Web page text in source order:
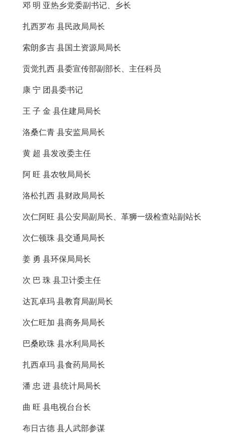
邓 明 亚热乡党委副书记、乡长
扎西罗布 县民政局局长
索朗多吉 县国土资源局局长
贡觉扎西 县委宣传部副部长、主任科员
康 宁 团县委书记
王 子 金 县住建局局长
洛桑仁青 县安监局局长
黄 超 县发改委主任
阿 旺 县农牧局局长
洛松扎西 县财政局局长
次仁阿旺 县公安局副局长、革狮一级检查站副站长
次仁顿珠 县交通局局长
姜 勇 县环保局局长
次 巴 珠 县卫计委主任
达瓦卓玛 县教育局副局长
次仁旺加 县商务局局长
巴桑欧珠 县水利局局长
扎西卓玛 县食药局局长
潘 忠 进 县统计局局长
曲 旺 县电视台台长
布日古德 县人武部参谋